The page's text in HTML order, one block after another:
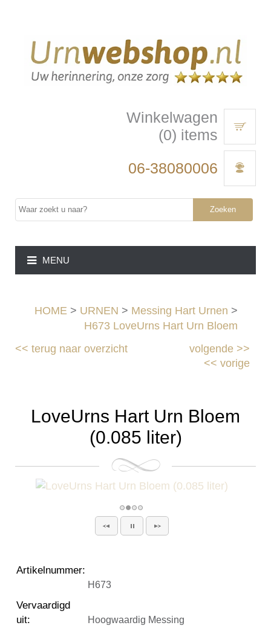
Winkelwagen
(0) items
06-38080006
Zoeken
MENU
HOME > URNEN > Messing Hart Urnen >
H673 LoveUrns Hart Urn Bloem
<<terug naar overzicht volgende>>
<< vorige
LoveUrns Hart Urn Bloem
(0.085 liter)
Artikelnummer:
H673
Vervaardigd
uit: Hoogwaardig Messing